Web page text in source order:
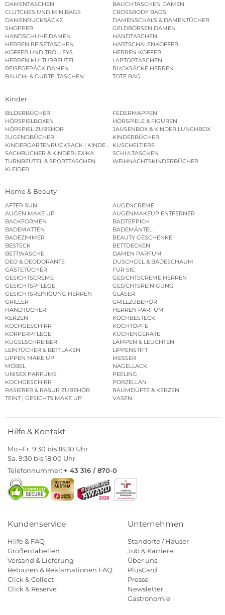
DAMENTASCHEN
BAUCHTASCHEN DAMEN
CLUTCHES UND MINIBAGS
CROSSBODY BAGS
DAMENRUCKSÄCKE
DAMENSCHALS & DAMENTÜCHER
SHOPPER
GELDBÖRSEN DAMEN
HANDSCHUHE DAMEN
HANDTASCHEN
HERREN REISETASCHEN
HARTSCHALENKOFFER
KOFFER UND TROLLEYS
HERREN KOFFER
HERREN KULTURBEUTEL
LAPTOPTASCHEN
REISEGEPÄCK DAMEN
RUCKSÄCKE HERREN
BAUCH- & GÜRTELTASCHEN
TOTE BAG
Kinder
BILDERBÜCHER
FEDERMAPPEN
HÖRSPIELBOXEN
HÖRSPIELE & FIGUREN
HÖRSPIEL ZUBEHÖR
JAUSENBOX & KINDER LUNCHBOX
JUGENDBÜCHER
KINDERBÜCHER
KINDERGARTENRUCKSACK | KINDERGARTENBEUTEL
KUSCHELTIERE
SACHBÜCHER & KINDERLEXIKA
SCHULTASCHEN
TURNBEUTEL & SPORTTASCHEN
WEIHNACHTSKINDERBÜCHER
KLEIDER
Home & Beauty
AFTER SUN
AUGENCREME
AUGEN MAKE UP
AUGENMAKEUP ENTFERNER
BACKFORMEN
BADTEPPICH
BADEMATTEN
BADEMÄNTEL
BADEZIMMER
BEAUTY GESCHENKE
BESTECK
BETTDECKEN
BETTWÄSCHE
DAMEN PARFUM
DEO & DEODORANTS
DUSCHGEL & BADESCHAUM
GÄSTETÜCHER
FÜR SIE
GESICHTSCREME
GESICHTSCREME HERREN
GESICHTSPFLEGE
GESICHTSREINIGUNG
GESICHTSREINIGUNG HERREN
GLÄSER
GRILLER
GRILLZUBEHÖR
HANDTÜCHER
HERREN PARFUM
KERZEN
KOCHBESTECK
KOCHGESCHIRR
KOCHTÖPFE
KÖRPERPFLEGE
KÜCHENGERÄTE
KUGELSCHREIBER
LAMPEN & LEUCHTEN
LEINTÜCHER & BETTLAKEN
LIPPENSTIFT
LIPPEN MAKE UP
MESSER
MÖBEL
NAGELLACK
UNISEX PARFUMS
PEELING
KOCHGESCHIRR
PORZELLAN
RASIERER & RASUR ZUBEHÖR
RAUMDÜFTE & KERZEN
TEINT | GESICHTS MAKE UP
VASEN
Hilfe & Kontakt
Mo.–Fr. 9:30 bis 18:30 Uhr
Sa. 9:30 bis 18:00 Uhr
Telefonnummer: + 43 316 / 870-0
Kundenservice
Hilfe & FAQ
Größentabellen
Versand & Lieferung
Retouren & Reklamationen FAQ
Click & Collect
Click & Reserve
Unternehmen
Standorte / Häuser
Job & Karriere
Über uns
PlusCard
Presse
Newsletter
Gastronomie